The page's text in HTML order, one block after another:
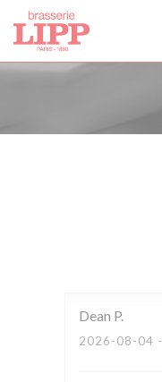
Панель управления
Dean P
2026-08-04